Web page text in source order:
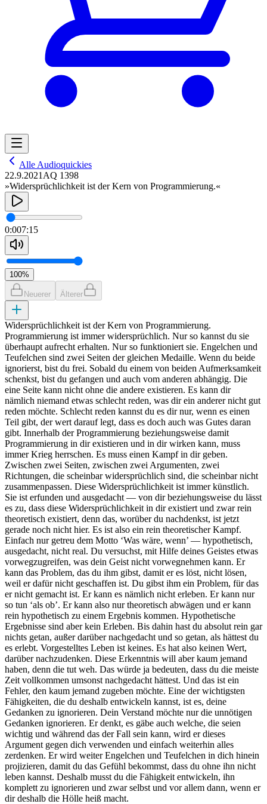
Alle Audioquickies
22.9.2021 AQ 1398
»Widersprüchlichkeit ist der Kern von Programmierung.«
0:007:15
100%
Neuerer Älterer
Widersprüchlichkeit ist der Kern von Programmierung.
Programmierung ist immer widersprüchlich. Nur so kannst du sie
überhaupt aufrecht erhalten. Nur so funktioniert sie. Engelchen und
Teufelchen sind zwei Seiten der gleichen Medaille. Wenn du beide
ignorierst, bist du frei. Sobald du einem von beiden Aufmerksamkeit
schenkst, bist du gefangen und auch vom anderen abhängig. Die
eine Seite kann nicht ohne die andere existieren. Es kann dir
nämlich niemand etwas schlecht reden, was dir ein anderer nicht gut
reden möchte. Schlecht reden kannst du es dir nur, wenn es einen
Teil gibt, der wert darauf legt, dass es doch auch was Gutes daran
gibt. Innerhalb der Programmierung beziehungsweise damit
Programmierung in dir existieren und in dir wirken kann, muss
immer Krieg herrschen. Es muss einen Kampf in dir geben.
Zwischen zwei Seiten, zwischen zwei Argumenten, zwei
Richtungen, die scheinbar widersprüchlich sind, die scheinbar nicht
zusammenpassen. Diese Widersprüchlichkeit ist immer künstlich.
Sie ist erfunden und ausgedacht — von dir beziehungsweise du lässt
es zu, dass diese Widersprüchlichkeit in dir existiert und zwar rein
theoretisch existiert, denn das, worüber du nachdenkst, ist jetzt
gerade noch nicht hier. Es ist also ein rein theoretischer Kampf.
Einfach nur getreu dem Motto ‘Was wäre, wenn’ — hypothetisch,
ausgedacht, nicht real. Du versuchst, mit Hilfe deines Geistes etwas
vorwegzugreifen, was dein Geist nicht vorwegnehmen kann. Er
kann das Problem, das du ihm gibst, damit er es löst, nicht lösen,
weil er dafür nicht geschaffen ist. Du gibst ihm ein Problem, für das
er nicht gemacht ist. Er kann es nämlich nicht erleben. Er kann nur
so tun ‘als ob’. Er kann also nur theoretisch abwägen und er kann
rein hypothetisch zu einem Ergebnis kommen. Hypothetische
Ergebnisse sind aber kein Erleben. Bis dahin hast du absolut rein gar
nichts getan, außer darüber nachgedacht und so getan, als hättest du
es erlebt. Vorgestelltes Leben ist keines. Es hat also keinen Wert,
darüber nachzudenken. Diese Erkenntnis will aber kaum jemand
haben, denn die tut weh. Das würde ja bedeuten, dass du die meiste
Zeit vollkommen umsonst nachgedacht hättest. Und das ist ein
Fehler, den kaum jemand zugeben möchte. Eine der wichtigsten
Fähigkeiten, die du deshalb entwickeln kannst, ist es, deine
Gedanken zu ignorieren. Dein Verstand möchte nur die unnötigen
Gedanken ignorieren. Er denkt, es gäbe auch welche, die seien
wichtig und während das der Fall sein kann, wird er dieses
Argument gegen dich verwenden und einfach weiterhin alles
zerdenken. Er wird weiter Engelchen und Teufelchen in dich hinein
projizieren, damit du das Gefühl bekommst, dass du ohne ihn nicht
leben kannst. Deshalb musst du die Fähigkeit entwickeln, ihn
komplett zu ignorieren und zwar selbst und vor allem dann, wenn er
dir deshalb die Hölle heiß macht.